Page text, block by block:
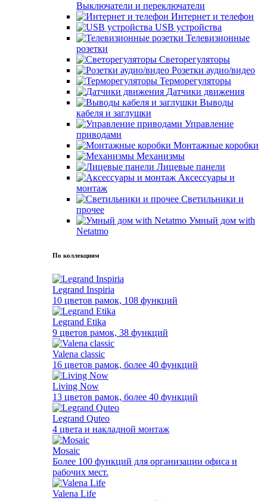
Выключатели и переключатели
Интернет и телефон
USB устройства
Телевизионные
розетки
Светорегуляторы
Розетки аудио/видео
Терморегуляторы
Датчики движения
Выводы
кабеля и заглушки
Управление
приводами
Монтажные коробки
Механизмы
Лицевые панели
Аксессуары и
монтаж
Светильники и
прочее
Умный дом with
Netatmo
По коллекциям
Legrand Inspiria
10 цветов рамок, 108 функций
Legrand Etika
9 цветов рамок, 38 функций
Valena classic
16 цветов рамок, более 40 функций
Living Now
13 цветов рамок, более 40 функций
Legrand Quteo
4 цвета и накладной монтаж
Mosaic
Более 100 функций для организации офиса и
рабочих мест.
Valena Life